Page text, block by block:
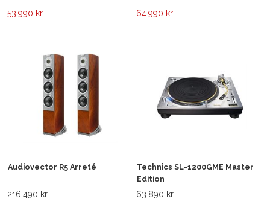
53.990 kr 64.990 kr
Audiovector R5 Arreté
216.490 kr
Technics SL-1200GME Master
Edition
63.890 kr